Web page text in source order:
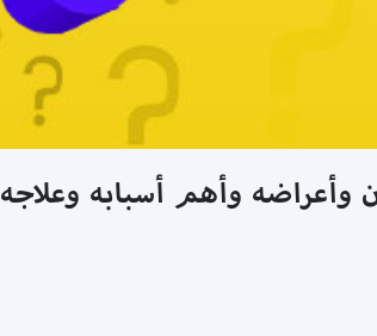
وأعراضه وأهم أسبابه وعلاجه